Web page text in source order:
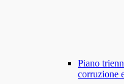
Piano
corruzione